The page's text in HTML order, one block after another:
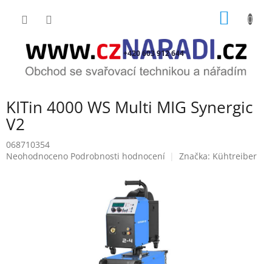
+420 603 912 644
KITin 4000 WS Multi MIG Synergic
V2
068710354
Průměrné
Neohodnoceno Podrobnosti hodnocení Značka: Kühtreiber